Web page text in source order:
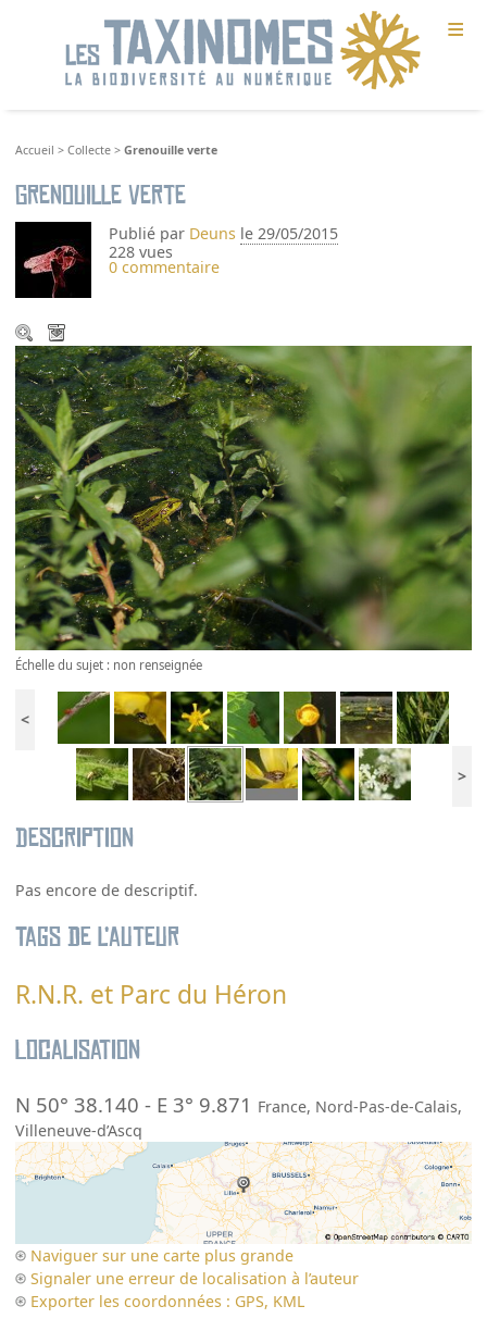
≡
Accueil >Collecte >Grenouille verte
Grenouille verte
Publié par Deuns le 29/05/2015
228 vues
0 commentaire
Échelle du sujet : non renseignée
<
>
Description
Pas encore de descriptif.
Tags de l’auteur
R.N.R. et Parc du Héron
Localisation
N 50° 38.140 - E 3° 9.871 France, Nord-Pas-de-Calais,
Villeneuve-d’Ascq
Naviguer sur une carte plus grande
Signaler une erreur de localisation à l’auteur
Exporter les coordonnées : GPS, KML